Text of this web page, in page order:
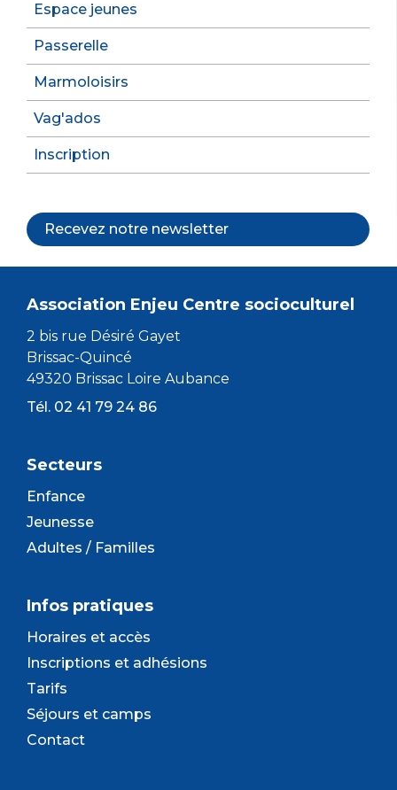
Espace jeunes
Passerelle
Marmoloisirs
Vag'ados
Inscription
Recevez notre newsletter
Association Enjeu Centre socioculturel
2 bis rue Désiré Gayet
Brissac-Quincé
49320 Brissac Loire Aubance
Tél. 02 41 79 24 86
Secteurs
Enfance
Jeunesse
Adultes / Familles
Infos pratiques
Horaires et accès
Inscriptions et adhésions
Tarifs
Séjours et camps
Contact